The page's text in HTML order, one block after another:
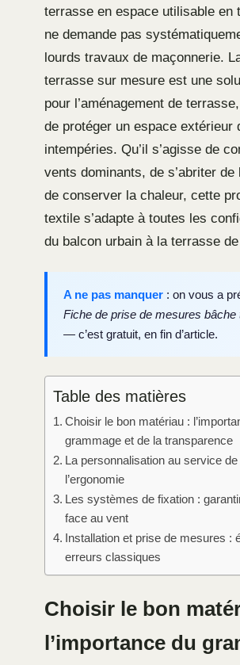
terrasse en espace utilisable en
ne demande pas
lourds travaux de maçonnerie.
terrasse sur mesure est une
pour l’aménagement de
de protéger un espace extérieur
intempéries. Qu’il s’agisse de
vents dominants, de s’abriter de
de conserver la chaleur, cette
textile s’adapte à toutes les
du balcon urbain à la terrasse
A ne pas manquer : on vous a
Fiche de prise de mesures bâche
— c’est gratuit, en fin d’article.
Table des matières
Choisir le bon matériau :
grammage et de la transparence
La personnalisation au service de
l’ergonomie
Les systèmes de fixation :
face au vent
Installation et prise de mesures :
erreurs classiques
Choisir le bon
l’importance du